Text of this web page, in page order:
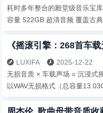
耗时多年整合的殿堂级音乐宝
容量 522GB 超清音频 覆盖古
 LUXIFA  2025-12-22
无损音质 × 车载声场 = 沉浸式
以WAV无损格式（总容量